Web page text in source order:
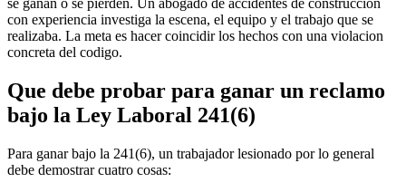
se ganan o se pierden. Un abogado de accidentes de construccion
con experiencia investiga la escena, el equipo y el trabajo que se
realizaba. La meta es hacer coincidir los hechos con una violacion
concreta del codigo.
Que debe probar para ganar un reclamo
bajo la Ley Laboral 241(6)
Para ganar bajo la 241(6), un trabajador lesionado por lo general
debe demostrar cuatro cosas: